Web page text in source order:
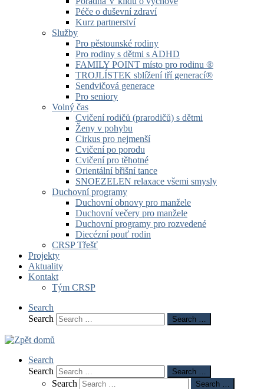
Péče o duševní zdraví
Kurz partnerství
Služby
Pro pěstounské rodiny
Pro rodiny s dětmi s ADHD
FAMILY POINT místo pro rodinu ®
TROJLÍSTEK sblížení tří generací®
Sendvičová generace
Pro seniory
Volný čas
Cvičení rodičů (prarodičů) s dětmi
Ženy v pohybu
Cirkus pro nejmenší
Cvičení po porodu
Cvičení pro těhotné
Orientální břišní tance
SNOEZELEN relaxace všemi smysly
Duchovní programy
Duchovní obnovy pro manžele
Duchovní večery pro manžele
Duchovní programy pro rozvedené
Diecézní pouť rodin
CRSP Třešť
Projekty
Aktuality
Kontakt
Tým CRSP
Search
Search
Search …
Search
Search
Search …
Search
Search …